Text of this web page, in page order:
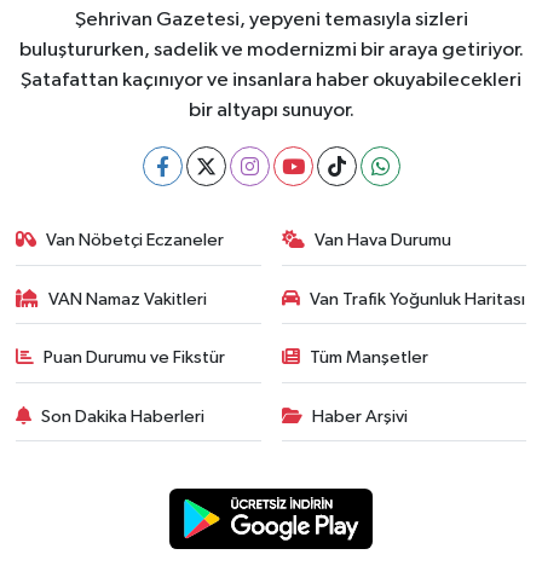
Şehrivan Gazetesi, yepyeni temasıyla sizleri
buluştururken, sadelik ve modernizmi bir araya getiriyor.
Şatafattan kaçınıyor ve insanlara haber okuyabilecekleri
bir altyapı sunuyor.
Van Nöbetçi Eczaneler Van Hava Durumu
VAN Namaz Vakitleri Van Trafik Yoğunluk Haritası
Puan Durumu ve Fikstür Tüm Manşetler
Son Dakika Haberleri Haber Arşivi